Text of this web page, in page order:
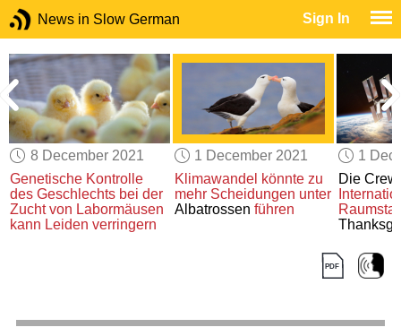
News in Slow German Sign In
8 December 2021
Genetische Kontrolle
des Geschlechts bei der
Zucht von Labormäusen
kann Leiden verringern
1 December 2021
Klimawandel könnte zu
mehr Scheidungen unter
Albatrossen führen
1
Die Crew